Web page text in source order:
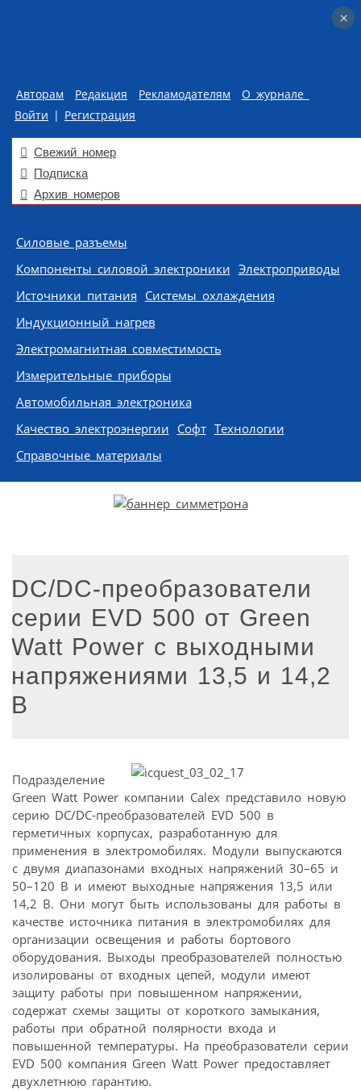
Авторам Редакция Рекламодателям
О журнале
Войти | Регистрация
Свежий номер
Подписка
Архив номеров
Skip to content
Силовые разъемы
Компоненты силовой электроники Электроприводы
Источники питания Системы охлаждения
Индукционный нагрев
Электромагнитная совместимость
Измерительные приборы
Автомобильная электроника
Качество электроэнергии Софт Технологии
Справочные материалы
DC/DC-преобразователи
серии EVD 500 от Green
Watt Power с выходными
напряжениями 13,5 и 14,2
В
Подразделение
Green Watt Power компании Calex представило новую
серию DC/DC-преобразователей EVD 500 в
герметичных корпусах, разработанную для
применения в электромобилях. Модули выпускаются
с двумя диапазонами входных напряжений 30–65 и
50–120 В и имеют выходные напряжения 13,5 или
14,2 В. Они могут быть использованы для работы в
качестве источника питания в электромобилях для
организации освещения и работы бортового
оборудования. Выходы преобразователей полностью
изолированы от входных цепей, модули имеют
защиту работы при повышенном напряжении,
содержат схемы защиты от короткого замыкания,
работы при обратной полярности входа и
повышенной температуры. На преобразователи серии
EVD 500 компания Green Watt Power предоставляет
двухлетнюю гарантию.
×
×